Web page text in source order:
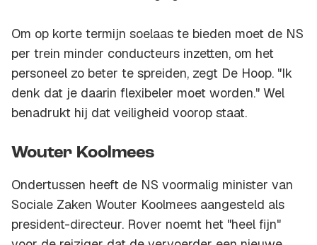
Om op korte termijn soelaas te bieden moet de NS
per trein minder conducteurs inzetten, om het
personeel zo beter te spreiden, zegt De Hoop. "Ik
denk dat je daarin flexibeler moet worden." Wel
benadrukt hij dat veiligheid voorop staat.
Wouter Koolmees
Ondertussen heeft de NS voormalig minister van
Sociale Zaken Wouter Koolmees aangesteld als
president-directeur. Rover noemt het "heel fijn"